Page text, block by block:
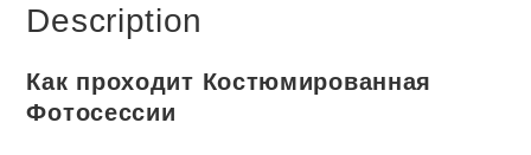
Description
Как проходит Костюмированная
Фотосессии